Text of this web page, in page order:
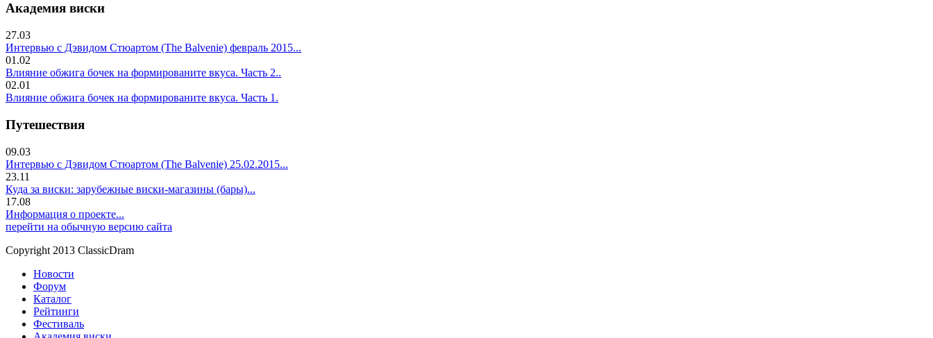
Академия виски
27.03
Интервью с Дэвидом Стюартом (The Balvenie) февраль 2015...
01.02
Влияние обжига бочек на формированите вкуса. Часть 2..
02.01
Влияние обжига бочек на формированите вкуса. Часть 1.
Путешествия
09.03
Интервью с Дэвидом Стюартом (The Balvenie) 25.02.2015...
23.11
Куда за виски: зарубежные виски-магазины (бары)...
17.08
Информация о проекте...
перейти на обычную версию сайта
Copyright 2013 ClassicDram
Новости
Форум
Каталог
Рейтинги
Фестиваль